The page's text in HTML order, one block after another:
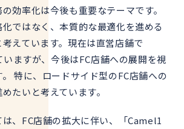
効率化は今後も重要なテーマです。
ではなく、本質的な最適化を進める
えています。現在は直営店舗で
ますが、今後はFC店舗への展開を視
特に、ロードサイド型のFC店舗への
たいと考えています。
、FC店舗の拡大に伴い、「Camel1